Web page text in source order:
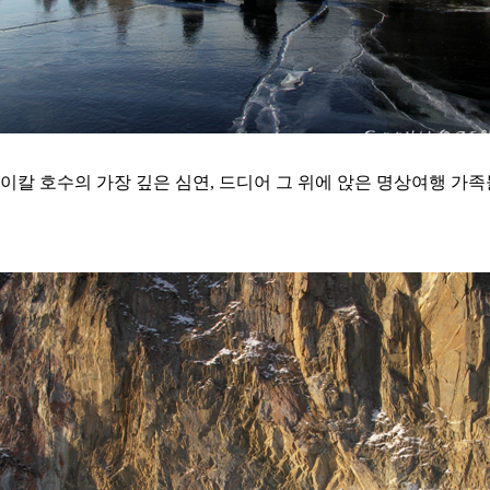
칼 호수의 가장 깊은 심연, 드디어 그 위에 앉은 명상여행 가족